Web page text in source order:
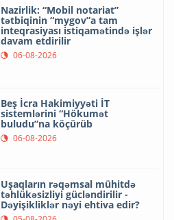
Nazirlik: “Mobil notariat”
tətbiqinin “mygov”a tam
inteqrasiyası istiqamətində işlər
davam etdirilir
06-08-2026
Beş İcra Hakimiyyəti İT
sistemlərini “Hökumət
buludu”na köçürüb
06-08-2026
Uşaqların rəqəmsal mühitdə
təhlükəsizliyi gücləndirilir -
Dəyişikliklər nəyi ehtiva edir?